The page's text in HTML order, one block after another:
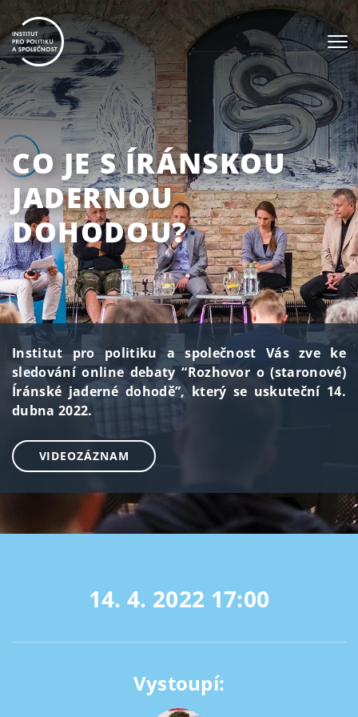
CO JE S ÍRÁNSKOU
JADERNOU
DOHODOU?
Institut pro politiku a společnost Vás zve ke
sledování online debaty “Rozhovor o (staronové)
Íránské jaderné dohodě”, který se uskuteční 14.
dubna 2022.
VIDEOZÁZNAM
14. 4. 2022 17:00
Vystoupí: